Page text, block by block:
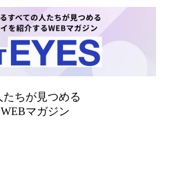
ちが見つめる
マガジン